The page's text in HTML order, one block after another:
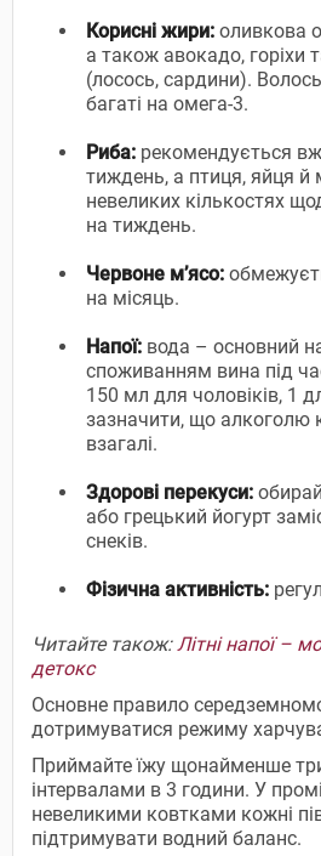
Корисні жири: оливкова
а також авокадо, горіхи
(лосось, сардини).
багаті на омега-3.
Риба: рекомендується
тиждень, а птиця, яйця й
невеликих кількостях
на тиждень.
Червоне м’ясо:
на місяць.
Напої: вода – основний
споживанням вина під
150 мл для чоловіків, 1
зазначити, що алкоголю
взагалі.
Здорові перекуси:
або грецький йогурт
снеків.
Фізична активність:
Читайте також:Літні напої –
детокс
Основне правило
дотримуватися режиму
Приймайте їжу щонайменше
інтервалами в 3 години. У
невеликими ковтками кожні
підтримувати водний баланс.